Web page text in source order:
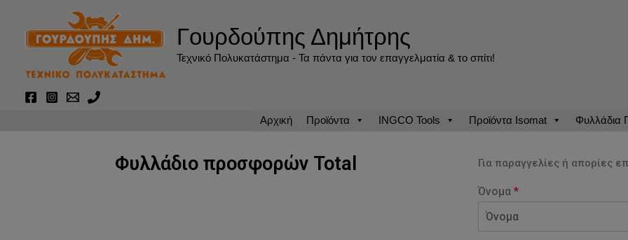
περιεχόμενο
Γουρδούπης Δημήτρης
Τεχνικό Πολυκατάστημα - Τα πάντα για τον επαγγελματία & το σπίτι!
Αρχική Προϊόντα INGCO Tools Προϊόντα Isomat Φυλλάδια
Φυλλάδιο προσφορών Total Για παραγγελίες ή απορίες
Όνομα *